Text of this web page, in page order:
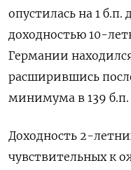
опустилась на 1
доходностью 10-
Германии
расширившись
минимума в 139
Доходность 2-
чувствительных к